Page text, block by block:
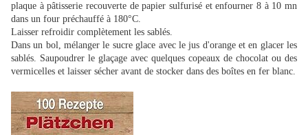
plaque à pâtisserie recouverte de papier sulfurisé et enfourner 8 à 10 mn
dans un four préchauffé à 180°C.
Laisser refroidir complètement les sablés.
Dans un bol, mélanger le sucre glace avec le jus d'orange et en glacer les
sablés. Saupoudrer le glaçage avec quelques copeaux de chocolat ou des
vermicelles et laisser sécher avant de stocker dans des boîtes en fer blanc.